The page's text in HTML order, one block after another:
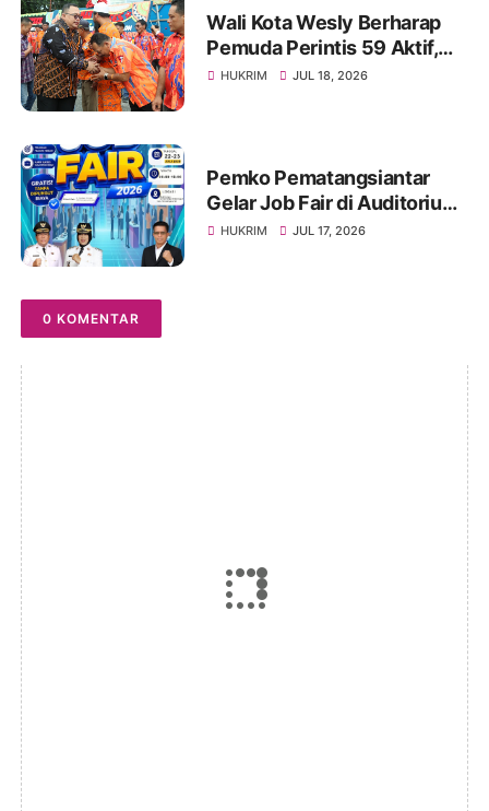
Wali Kota Wesly Berharap
Pemuda Perintis 59 Aktif,
Solid, dan Mampu Lahirkan
HUKRIM JUL 18, 2026
Pemko Pematangsiantar
Gelar Job Fair di Auditorium
USI, Tersedia 1.000 Lebih
HUKRIM JUL 17, 2026
0 KOMENTAR